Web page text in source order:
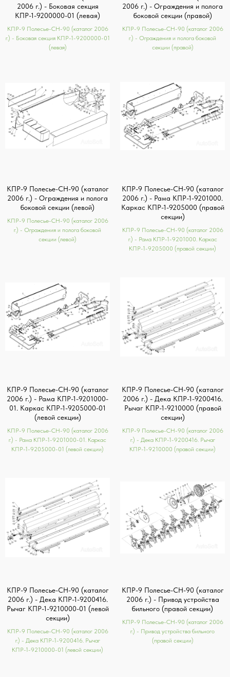
2006 г.) - Боковая секция
КПР-1-9200000-01 (левая)
КПР-9 Полесье-СН-90 (каталог 2006
г.) - Боковая секция КПР-1-9200000-01
(левая)
2006 г.) - Ограждения и полога
боковой секции (правой)
КПР-9 Полесье-СН-90 (каталог 2006
г.) - Ограждения и полога боковой
секции (правой)
КПР-9 Полесье-СН-90 (каталог
2006 г.) - Ограждения и полога
боковой секции (левой)
КПР-9 Полесье-СН-90 (каталог 2006
г.) - Ограждения и полога боковой
секции (левой)
КПР-9 Полесье-СН-90 (каталог
2006 г.) - Рама КПР-1-9201000.
Каркас КПР-1-9205000 (правой
секции)
КПР-9 Полесье-СН-90 (каталог 2006
г.) - Рама КПР-1-9201000. Каркас
КПР-1-9205000 (правой секции)
КПР-9 Полесье-СН-90 (каталог
2006 г.) - Рама КПР-1-9201000-
01. Каркас КПР-1-9205000-01
(левой секции)
КПР-9 Полесье-СН-90 (каталог 2006
г.) - Рама КПР-1-9201000-01. Каркас
КПР-1-9205000-01 (левой секции)
КПР-9 Полесье-СН-90 (каталог
2006 г.) - Дека КПР-1-9200416.
Рычаг КПР-1-9210000 (правой
секции)
КПР-9 Полесье-СН-90 (каталог 2006
г.) - Дека КПР-1-9200416. Рычаг
КПР-1-9210000 (правой секции)
КПР-9 Полесье-СН-90 (каталог
2006 г.) - Дека КПР-1-9200416.
Рычаг КПР-1-9210000-01 (левой
секции)
КПР-9 Полесье-СН-90 (каталог 2006
г.) - Дека КПР-1-9200416. Рычаг
КПР-1-9210000-01 (левой секции)
КПР-9 Полесье-СН-90 (каталог
2006 г.) - Привод устройства
бильного (правой секции)
КПР-9 Полесье-СН-90 (каталог 2006
г.) - Привод устройства бильного
(правой секции)